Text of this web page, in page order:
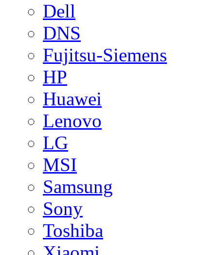
Dell
DNS
Fujitsu-Siemens
HP
Huawei
Lenovo
LG
MSI
Samsung
Sony
Toshiba